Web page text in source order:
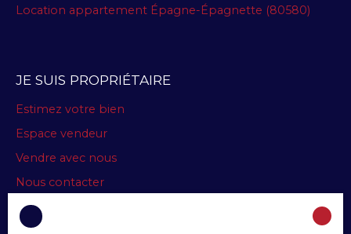
Location appartement Épagne-Épagnette (80580)
JE SUIS PROPRIÉTAIRE
Estimez votre bien
Espace vendeur
Vendre avec nous
Nous contacter